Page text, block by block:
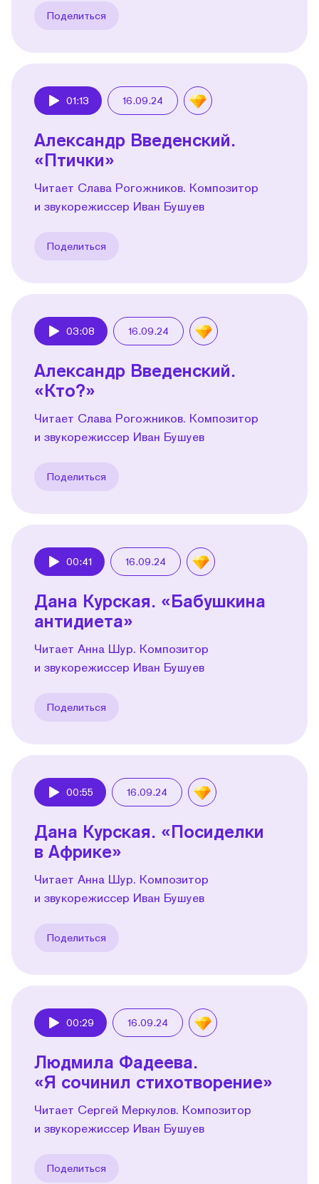
Поделиться
01:13 16.09.24
Александр Введенский.
«Птички»
Читает Слава Рогожников. Композитор
и звукорежиссер Иван Бушуев
Поделиться
03:08 16.09.24
Александр Введенский.
«Кто?»
Читает Слава Рогожников. Композитор
и звукорежиссер Иван Бушуев
Поделиться
00:41 16.09.24
Дана Курская. «Бабушкина
антидиета»
Читает Анна Шур. Композитор
и звукорежиссер Иван Бушуев
Поделиться
00:55 16.09.24
Дана Курская. «Посиделки
в Африке»
Читает Анна Шур. Композитор
и звукорежиссер Иван Бушуев
Поделиться
00:29 16.09.24
Людмила Фадеева.
«Я сочинил стихотворение»
Читает Сергей Меркулов. Композитор
и звукорежиссер Иван Бушуев
Поделиться